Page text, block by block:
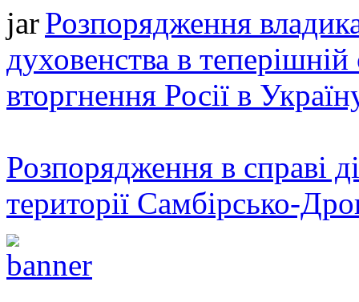
Розпорядження
духовенства в теперішній
вторгнення Росії в
Розпорядження в справі
території Самбірсько-